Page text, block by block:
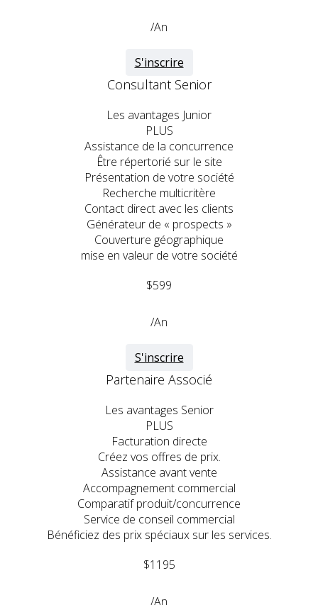
/An
S'inscrire
Consultant Senior
Les avantages Junior
PLUS
Assistance de la concurrence
Être répertorié sur le site
Présentation de votre société
Recherche multicritère
Contact direct avec les clients
Générateur de « prospects »
Couverture géographique
mise en valeur de votre société
$599
/An
S'inscrire
Partenaire Associé
Les avantages Senior
PLUS
Facturation directe
Créez vos offres de prix.
Assistance avant vente
Accompagnement commercial
Comparatif produit/concurrence
Service de conseil commercial
Bénéficiez des prix spéciaux sur les services.
$1195
/An